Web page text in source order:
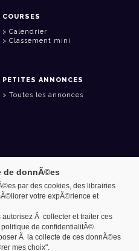
COURSES
Calendrier
Classement mini
PETITES ANNONCES
Toutes les annonces
solutions numériques
légales
de donnÃ©es
par des cookies, des librairies
votre expÃ©rience et
autorisez Ã collecter et traiter ces
de confidentialitÃ©.
Ã la collecte de ces donnÃ©es
mes choix".